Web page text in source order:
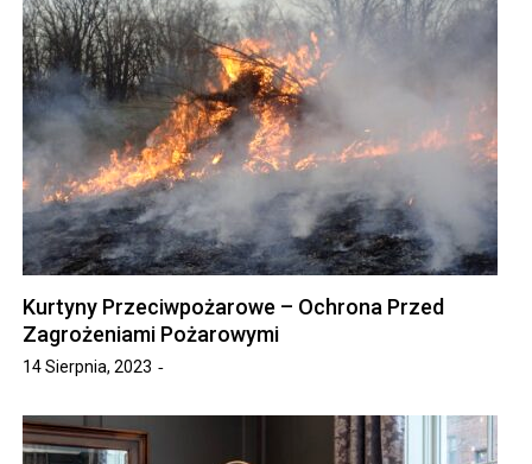
Kurtyny Przeciwpożarowe – Ochrona Przed
Zagrożeniami Pożarowymi
14 Sierpnia, 2023